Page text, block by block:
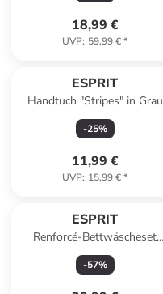
18,99 €
UVP: 59,99 €*
ESPRIT
Handtuch "Stripes" in Grau
-25%
11,99 €
UVP: 15,99 €*
ESPRIT
Renforcé-Bettwäscheset
"Nele" in Hellblau
-57%